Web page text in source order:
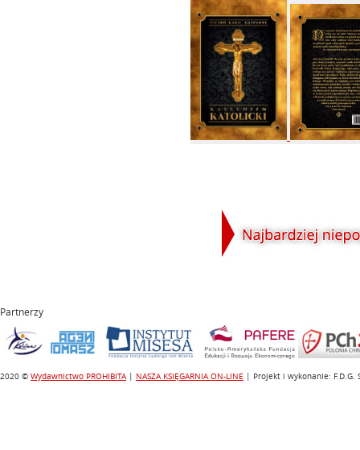
Partnerzy
2020 © Wydawnictwo PROHIBITA | NASZA KSIĘGARNIA ON-LINE | Projekt i wykonanie: F.D.G.